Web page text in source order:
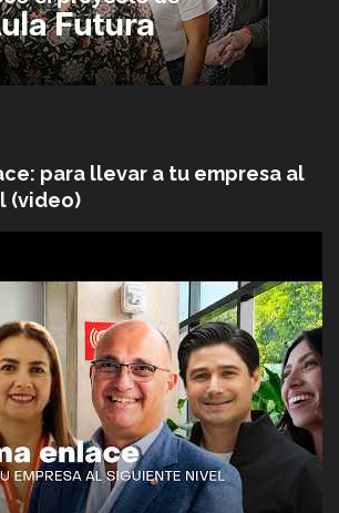
para llevar a tu empresa al
(video)